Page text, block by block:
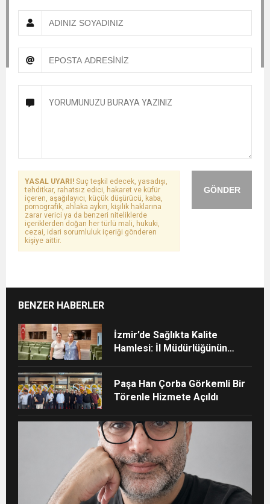
GÖNDER
YASAL UYARI! Suç teşkil edecek, yasadışı,
tehditkar, rahatsız edici, hakaret ve küfür
içeren, aşağılayıcı, küçük düşürücü, kaba,
pornografik, ahlaka aykırı, kişilik haklarına
zarar verici ya da benzeri niteliklerde
içeriklerden doğan her türlü mali, hukuki,
cezai, idari sorumluluk içeriği gönderen
kişiye aittir.
BENZER HABERLER
İzmir’de Sağlıkta Kalite
Hamlesi: İl Müdürlüğünün
Paşa Han Çorba Görkemli Bir
Törenle Hizmete Açıldı